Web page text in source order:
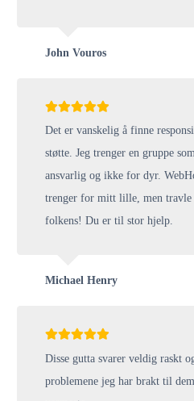
John Vouros
Det er vanskelig å finne
støtte. Jeg trenger en gruppe
ansvarlig og ikke for dyr.
trenger for mitt lille, men travle
folkens! Du er til stor hjelp.
Michael Henry
Disse gutta svarer veldig raskt
problemene jeg har brakt til